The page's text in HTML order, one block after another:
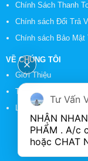
Chính Sách Thanh
Chính sách Đổi Trả
Chính sách Bảo Mật
VỀ CHÚNG TÔI
Giới Thiệu
Tin Tức
Liên Hệ
Tư Vấn
NHẬN
PHẨM . A/c